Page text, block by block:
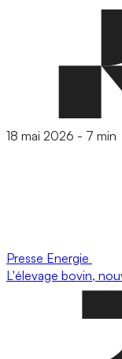
18 mai 2026 - 7 min
Presse Energie
L'élevage bovin,